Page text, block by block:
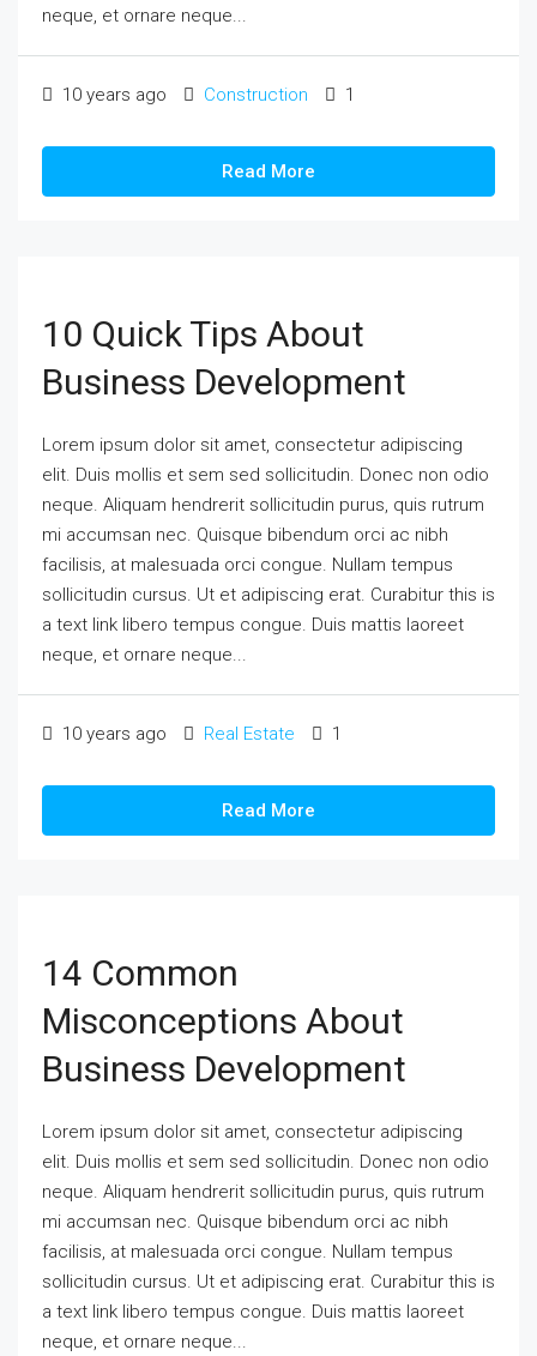
neque, et ornare neque...
10 years ago Construction 1
Read More
10 Quick Tips About
Business Development
Lorem ipsum dolor sit amet, consectetur adipiscing
elit. Duis mollis et sem sed sollicitudin. Donec non odio
neque. Aliquam hendrerit sollicitudin purus, quis rutrum
mi accumsan nec. Quisque bibendum orci ac nibh
facilisis, at malesuada orci congue. Nullam tempus
sollicitudin cursus. Ut et adipiscing erat. Curabitur this is
a text link libero tempus congue. Duis mattis laoreet
neque, et ornare neque...
10 years ago Real Estate 1
Read More
14 Common
Misconceptions About
Business Development
Lorem ipsum dolor sit amet, consectetur adipiscing
elit. Duis mollis et sem sed sollicitudin. Donec non odio
neque. Aliquam hendrerit sollicitudin purus, quis rutrum
mi accumsan nec. Quisque bibendum orci ac nibh
facilisis, at malesuada orci congue. Nullam tempus
sollicitudin cursus. Ut et adipiscing erat. Curabitur this is
a text link libero tempus congue. Duis mattis laoreet
neque, et ornare neque...